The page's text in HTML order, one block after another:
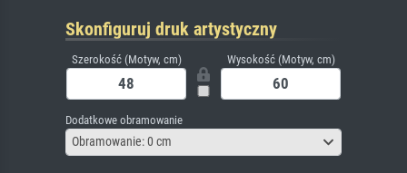
Skonfiguruj druk artystyczny
Szerokość (Motyw, cm) Wysokość (Motyw, cm)
Dodatkowe obramowanie
Obramowanie: 0 cm